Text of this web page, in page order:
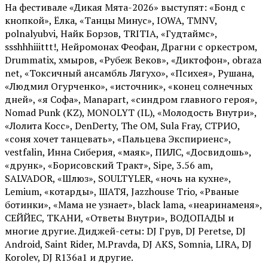
На фестивале «Дикая Мята-2026» выступят: «Бонд с
кнопкой», Ёлка, «Танцы Минус», IOWA, TMNV,
polnalyubvi, Найк Борзов, TRITIA, «Гудтаймс»,
ssshhhiiittt!, Нейромонах Феофан, Драгни с оркестром,
Drummatix, хмыров, «Рубеж Веков», «Диктофон», obraza
net, «Токсичный ансамбль Лягухо», «Психея», Рушана,
«Людмил Огурченко», «источник», «конец солнечных
дней», «я Софа», Manapart, «синдром главного героя»,
Nomad Punk (KZ), MONOLYT (IL), «Молодость Внутри»,
«Лолита Косс», DenDerty, The OM, Sula Fray, СТРИО,
«соня хочет танцевать», «Пальцева Экспириенс»,
vestfalin, Инна Сиберия, «маяк», ПИЛС, «Досвидошь»,
«друнк», «Борисовский Тракт», Sipe, 3.56 am,
SALVADOR, «Шлюз», SOULTYLER, «ночь на кухне»,
Lemium, «котарды», ШАТЯ, Jazzhouse Trio, «Рваные
ботинки», «Мама не узнает», black lama, «неаринаменя»,
СЕЙЙЕС, ТКАНИ, «Ответы Внутри», ВОДОПАДЫ и
многие другие. Диджей-сеты: DJ Грув, DJ Peretse, DJ
Android, Saint Rider, М.Pravda, DJ AKS, Somnia, LIRA, DJ
Korolev, DJ R136a1 и другие.